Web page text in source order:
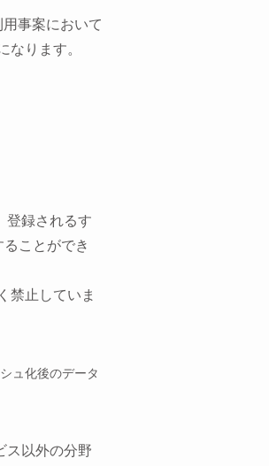
事案において
ります。
登録されるす
ことができ
禁止していま
ュ化後のデータ
ス以外の分野